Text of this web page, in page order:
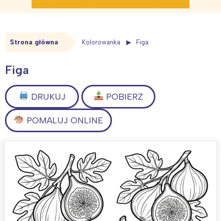
Strona główna Kolorowanka Figa
Figa
DRUKUJ POBIERZ
POMALUJ ONLINE